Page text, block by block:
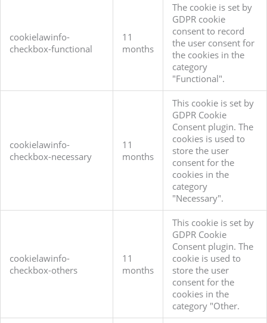
cookielawinfo-
checkbox-functional
11
months
The cookie is set by
GDPR cookie
consent to record
the user consent for
the cookies in the
category
"Functional".
cookielawinfo-
checkbox-necessary
11
months
This cookie is set by
GDPR Cookie
Consent plugin. The
cookies is used to
store the user
consent for the
cookies in the
category
"Necessary".
cookielawinfo-
checkbox-others
11
months
This cookie is set by
GDPR Cookie
Consent plugin. The
cookie is used to
store the user
consent for the
cookies in the
category "Other.